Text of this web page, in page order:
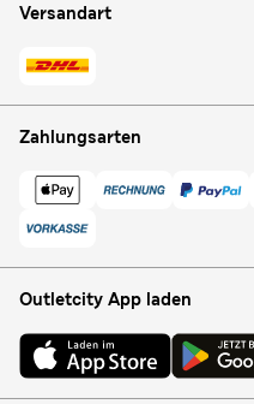
Versandart
Zahlungsarten
Outletcity App laden